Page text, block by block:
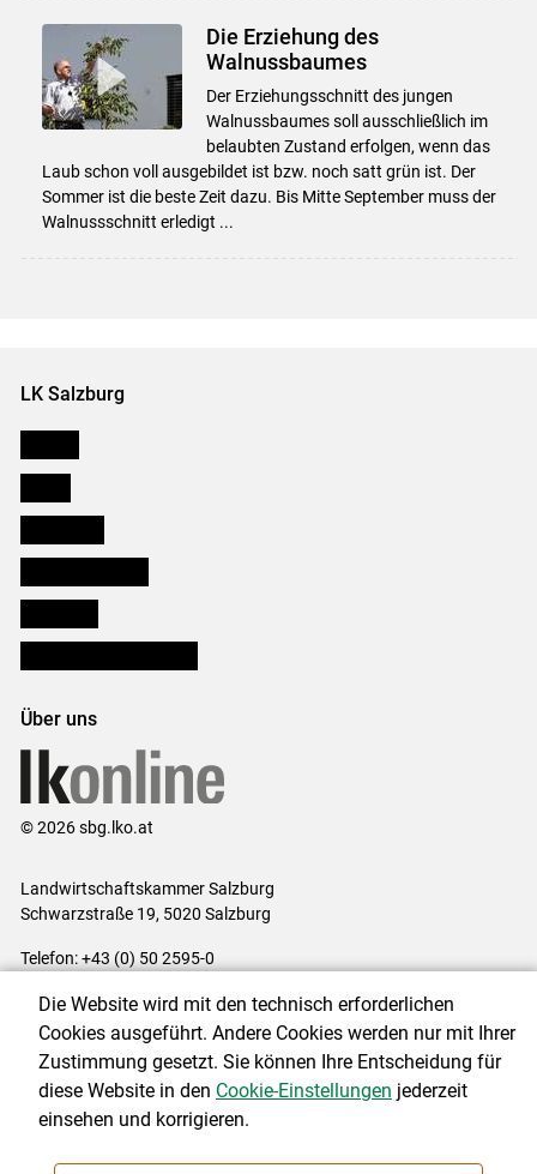
Die Erziehung des
Walnussbaumes
Der Erziehungsschnitt des jungen
Walnussbaumes soll ausschließlich im
belaubten Zustand erfolgen, wenn das
Laub schon voll ausgebildet ist bzw. noch satt grün ist. Der
Sommer ist die beste Zeit dazu. Bis Mitte September muss der
Walnussschnitt erledigt ...
LK Salzburg
Über uns
© 2026 sbg.lko.at
Landwirtschaftskammer Salzburg
Schwarzstraße 19, 5020 Salzburg
Telefon: +43 (0) 50 2595-0
Impressum|Kontakt|Datenschutzerklärung|Barrierefreiheit|
Cookie-Einstellungen
NEWSLETTER
Die Website wird mit den technisch erforderlichen
Cookies ausgeführt. Andere Cookies werden nur mit Ihrer
Zustimmung gesetzt. Sie können Ihre Entscheidung für
diese Website in den Cookie-Einstellungen jederzeit
einsehen und korrigieren.